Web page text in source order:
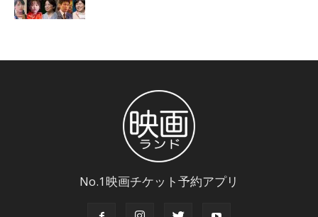
No.1映画チケット予約アプリ